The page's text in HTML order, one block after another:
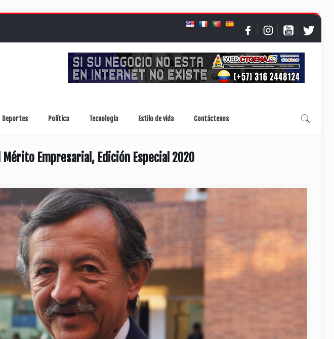
Deportes Política Tecnología Estilo de vida Contáctenos
Empresarial, Edición Especial 2020